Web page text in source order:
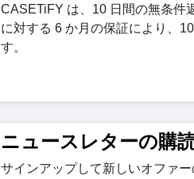
CASETiFY は、10 日間の無条件
に対する 6 か月の保証により、
す。
ニュースレターの購
サインアップして新しいオファ